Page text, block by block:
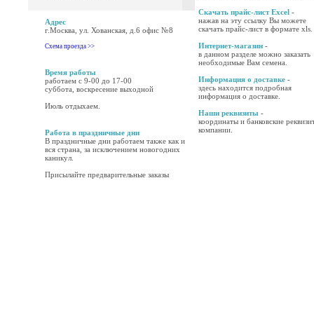
Адрес
г.Москва, ул. Хованская, д.6 офис №8
Схема проезда >>
Время работы
работаем с 9-00 до 17-00
суббота, воскресение выходной
Июль отдыхаем.
Работа в праздничные дни
В праздничные дни работаем также как и
вся страна, за исключением новогодних
каникул.
Присылайте предварительные заказы
Скачать прайс-лист Excel -
нажав на эту ссылку Вы можете
скачать прайс-лист в формате xls.
Интернет-магазин -
в данном разделе можно заказать
необходимые Вам семена.
Информация о доставке -
здесь находится подробная
информация о доставке.
Наши реквизиты -
координаты и банковские
компании.